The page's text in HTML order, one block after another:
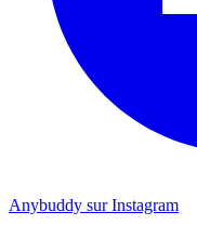
Anybuddy sur Instagram